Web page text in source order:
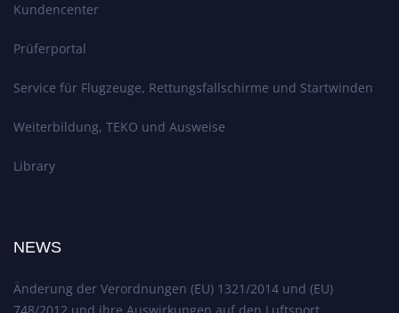
Kundencenter
Prüferportal
Service für Flugzeuge, Rettungsfallschirme und Startwinden
Weiterbildung, TEKO und Ausweise
Library
NEWS
Änderung der Verordnungen (EU) 1321/2014 und (EU)